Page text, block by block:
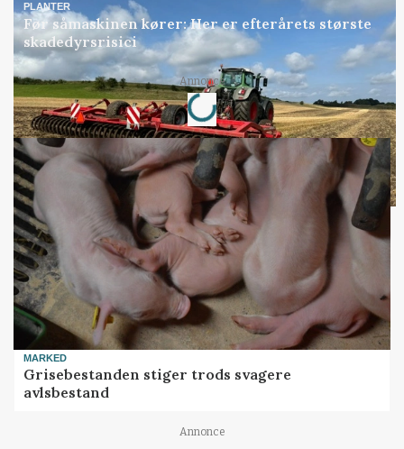
PLANTER
Før såmaskinen kører: Her er efterårets største
skadedyrsrisici
Annonce
Loading...
MARKED
Grisebestanden stiger trods svagere
avlsbestand
Annonce